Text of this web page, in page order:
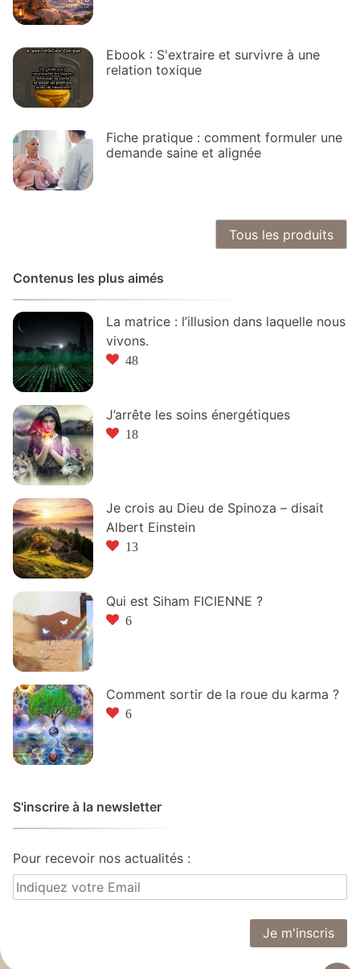
Ebook : S'extraire et survivre à une
relation toxique
Fiche pratique : comment formuler une
demande saine et alignée
Tous les produits
Contenus les plus aimés
La matrice : l’illusion dans laquelle nous
vivons.
48
J’arrête les soins énergétiques
18
Je crois au Dieu de Spinoza – disait
Albert Einstein
13
Qui est Siham FICIENNE ?
6
Comment sortir de la roue du karma ?
6
S'inscrire à la newsletter
Pour recevoir nos actualités :